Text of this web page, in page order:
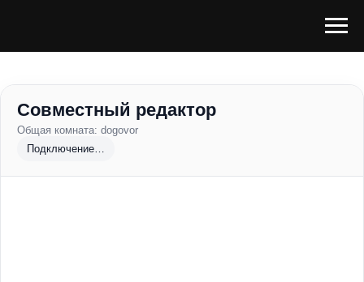
Совместный редактор
Общая комната: dogovor
Подключение…